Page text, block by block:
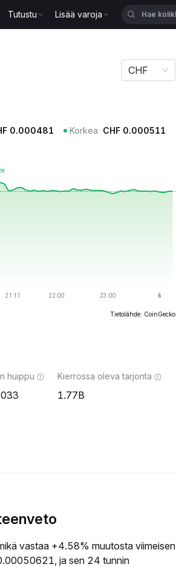
Tutustu Lisää varoja
CHF
0.000481 Korkea CHF 0.000511
Tietolähde: CoinGecko
huippu Kierrossa oleva tarjonta
1.77B
vastaa +4.58% muutosta viimeisen
ja sen 24 tunnin